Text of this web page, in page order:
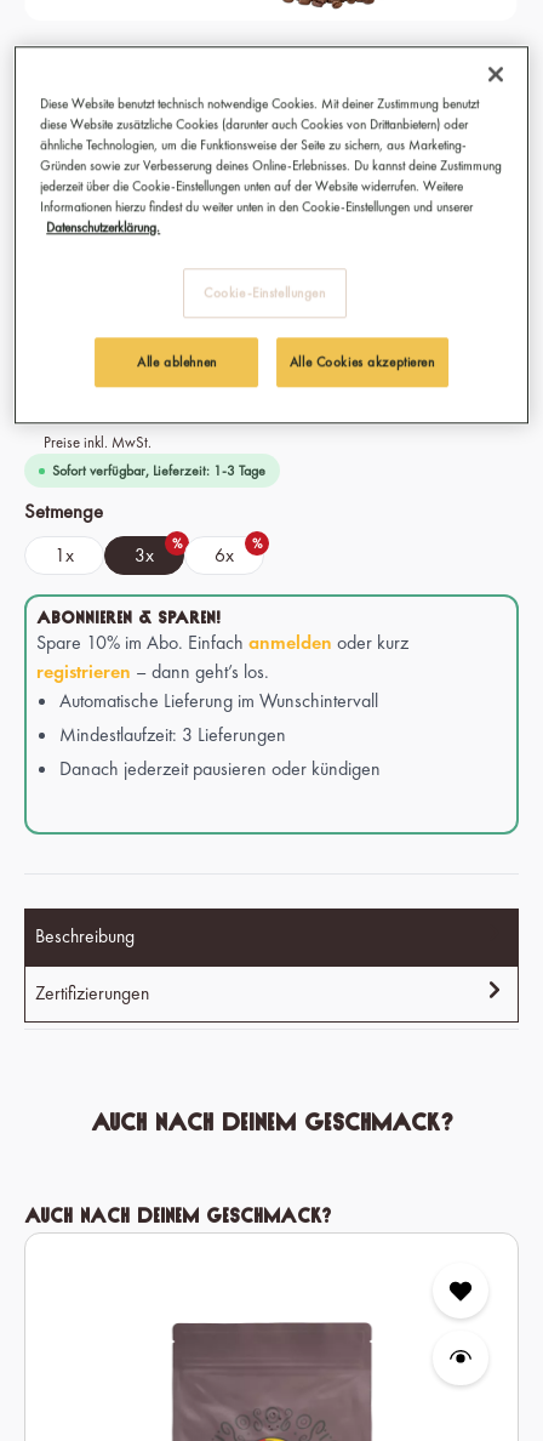
Fairtrade 3x 250g
Beste Kaffeebohnen für Vollautomat, Siebträgermaschine,
Filterkaffee, French Press, Espresso Kocher
Bestens geeignet für Espresso, Verlängerter, Cappuccino,
Caffè Americano, Café Crème und Caffè Latte
Sorte: 100% Arabica Bohnen
Intensität: 08/10
32,40 €
Preise inkl. MwSt.
Sofort verfügbar, Lieferzeit: 1-3 Tage
Setmengeauswählen
1x 3x % 6x %
ABONNIEREN & SPAREN!
Spare 10% im Abo. Einfach anmelden oder kurz
registrieren – dann geht’s los.
Automatische Lieferung im Wunschintervall
Mindestlaufzeit: 3 Lieferungen
Danach jederzeit pausieren oder kündigen
Beschreibung
Zertifizierungen
Auch nach deinem Geschmack?
Produktgalerie überspringen
Auch nach deinem Geschmack?
Diese Website benutzt technisch notwendige Cookies. Mit deiner Zustimmung benutzt
diese Website zusätzliche Cookies (darunter auch Cookies von Drittanbietern) oder
ähnliche Technologien, um die Funktionsweise der Seite zu sichern, aus Marketing-
Gründen sowie zur Verbesserung deines Online-Erlebnisses. Du kannst deine Zustimmung
jederzeit über die Cookie-Einstellungen unten auf der Website widerrufen. Weitere
Informationen hierzu findest du weiter unten in den Cookie-Einstellungen und unserer
Datenschutzerklärung.
Cookie-Einstellungen
Alle ablehnen Alle Cookies akzeptieren